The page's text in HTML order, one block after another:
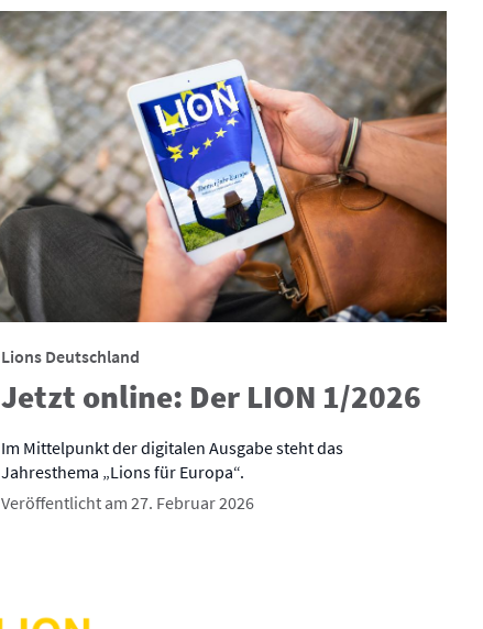
Lions Deutschland
Jetzt online: Der LION 1/2026
Im Mittelpunkt der digitalen Ausgabe steht das
Jahresthema „Lions für Europa“.
Veröffentlicht am 27. Februar 2026